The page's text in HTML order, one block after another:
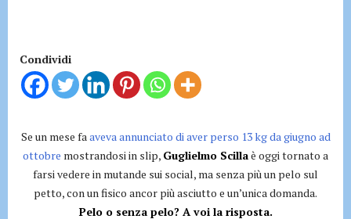
o
n
Condividi
Se un mese faaveva annunciato di aver perso 13 kg da giugno ad
ottobre mostrandosi in slip, Guglielmo Scillaè oggi tornato a
farsi vedere in mutande sui social, ma senza più un pelo sul
petto, con un fisico ancor più asciutto e un’unica domanda.
Pelo o senza pelo? A voi la risposta.